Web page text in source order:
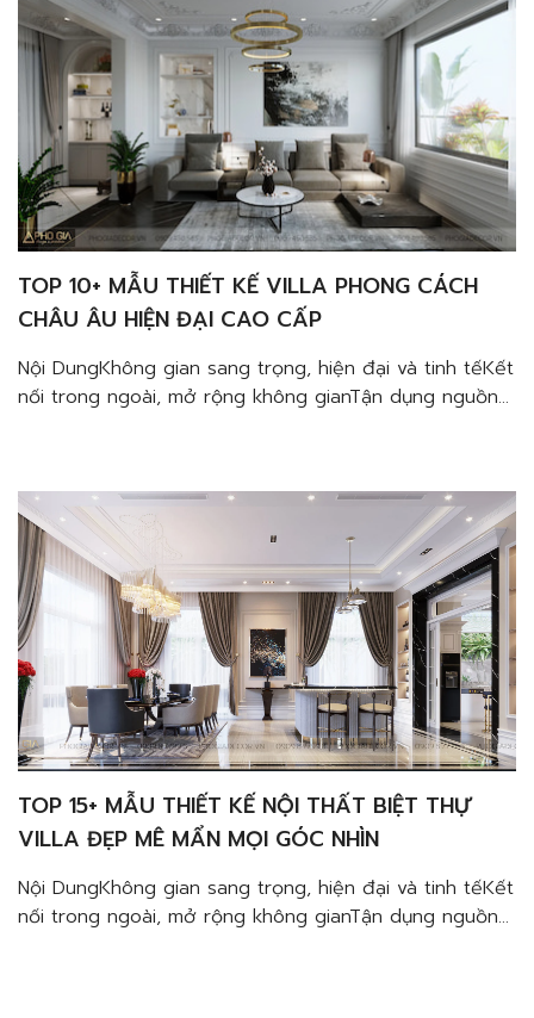
TOP 10+ MẪU THIẾT KẾ VILLA PHONG CÁCH
CHÂU ÂU HIỆN ĐẠI CAO CẤP
Nội DungKhông gian sang trọng, hiện đại và tinh tếKết
nối trong ngoài, mở rộng không gianTận dụng nguồn
mảng xanh để đẹp mọi góc […]
TOP 15+ MẪU THIẾT KẾ NỘI THẤT BIỆT THỰ
VILLA ĐẸP MÊ MẨN MỌI GÓC NHÌN
Nội DungKhông gian sang trọng, hiện đại và tinh tếKết
nối trong ngoài, mở rộng không gianTận dụng nguồn